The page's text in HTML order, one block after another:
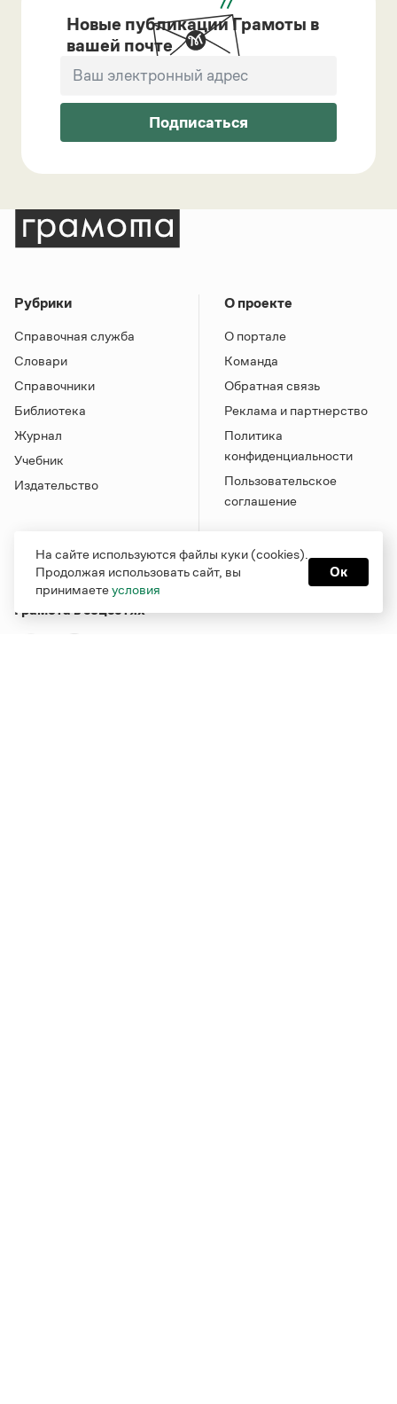
Новые публикации Грамоты в
вашей почте
Подписаться
Рубрики
Справочная служба
Словари
Справочники
Библиотека
Журнал
Учебник
Издательство
О проекте
О портале
Команда
Обратная связь
Реклама и партнерство
Политика
конфиденциальности
Пользовательское
соглашение
Грамота в соцсетях
На сайте используются файлы куки (cookies).
Продолжая использовать сайт, вы
принимаетеусловия
Ок